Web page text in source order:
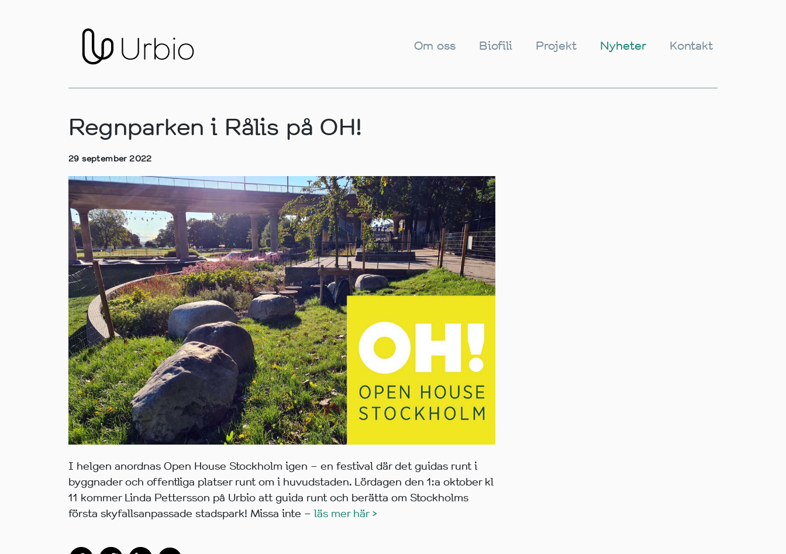
Om oss Biofili Projekt Nyheter Kontakt
Regnparken i Rålis på OH!
29 september 2022
I helgen anordnas Open House Stockholm igen – en festival där det guidas runt i
byggnader och offentliga platser runt om i huvudstaden. Lördagen den 1:a oktober kl
11 kommer Linda Pettersson på Urbio att guida runt och berätta om Stockholms
första skyfallsanpassade stadspark! Missa inte –läs mer här >